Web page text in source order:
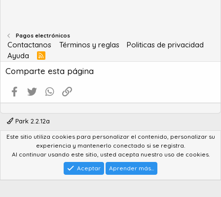
Pagos electrónicos
Contactanos Términos y reglas
Politicas de privacidad
Ayuda
R
S
S
Comparte esta página
Facebook
Twitter WhatsApp
Park 2.2.12a
Community platform by XenForo® © 2010-2022 XenForo Ltd.
Advanced Forum Stats by AddonFlare - Premium XF2 Addons
Feedback SystembyXenCentral.com
StylesFactory.pl
Este sitio utiliza cookies para personalizar el contenido, personalizar su
experiencia y mantenerlo conectado si se registra.
Al continuar usando este sitio, usted acepta nuestro uso de cookies.
Aceptar
Aprender más...